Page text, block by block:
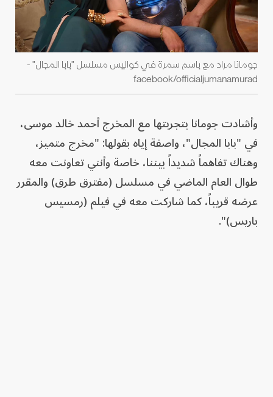
جومانا مراد مع باسم سمرة في كواليس مسلسل "بابا المجال" -
facebook/officialjumanamurad
وأشادت جومانا بتجربتها مع المخرج أحمد خالد موسى،
في "بابا المجال"، واصفة إياه بقولها: "مخرج متميز،
وهناك تفاهماً شديداً بيننا، خاصة وأنني تعاونت معه
طوال العام الماضي في مسلسل (مفترق طرق) والمقرر
عرضه قريباً، كما شاركت معه في فيلم (رمسيس
باريس)".